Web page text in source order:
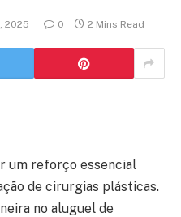
2025 0 2 Mins Read
um reforço essencial
de cirurgias plásticas.
no aluguel de